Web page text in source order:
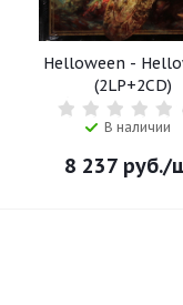
Helloween -
(2LP+2CD)
В наличии
8 237руб./